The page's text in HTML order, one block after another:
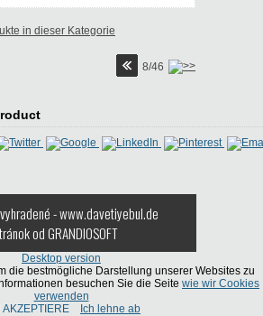
in dieser Kategorie
8/46
- www.davetiyebul.de
od GRANDIOSOFT
Desktop version
die bestmögliche Darstellung unserer Websites zu
besuchen Sie die Seite wie wir Cookies
verwenden
AKZEPTIERE
Ich lehne ab